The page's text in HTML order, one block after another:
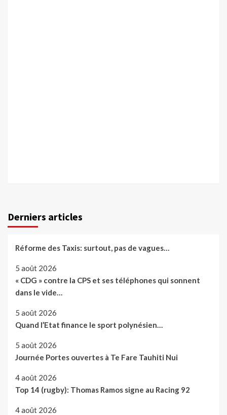
Derniers articles
Réforme des Taxis: surtout, pas de vagues…
5 août 2026
« CDG » contre la CPS et ses téléphones qui sonnent
dans le vide…
5 août 2026
Quand l’Etat finance le sport polynésien…
5 août 2026
Journée Portes ouvertes à Te Fare Tauhiti Nui
4 août 2026
Top 14 (rugby): Thomas Ramos signe au Racing 92
4 août 2026